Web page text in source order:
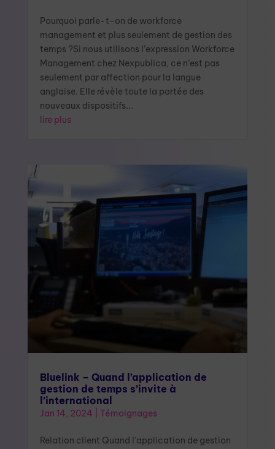
Pourquoi parle-t-on de workforce
management et plus seulement de gestion des
temps ?Si nous utilisons l’expression Workforce
Management chez Nexpublica, ce n’est pas
seulement par affection pour la langue
anglaise. Elle révèle toute la portée des
nouveaux dispositifs...
lire plus
Bluelink – Quand l’application de
gestion de temps s’invite à
l’international
Jan 14, 2024 Témoignages
Relation client Quand l'application de gestion